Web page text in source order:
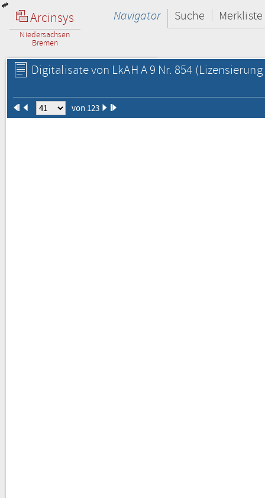
Arcinsys
Niedersachsen
Bremen
Navigator Suche Merkliste
Digitalisate von LkAH A 9 Nr. 854
von 123